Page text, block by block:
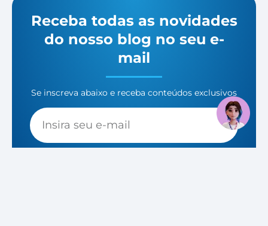
Receba todas as novidades
do nosso blog no seu e-
mail
Se inscreva abaixo e receba conteúdos exclusivos